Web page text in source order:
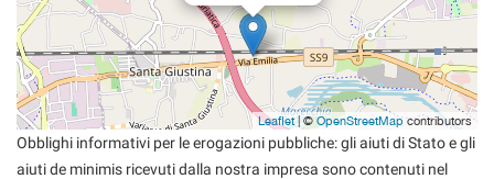
Leaflet| © OpenStreetMap contributors
Obblighi informativi per le erogazioni pubbliche: gli aiuti di Stato e gli
aiuti de minimis ricevuti dalla nostra impresa sono contenuti nel
questi
strumenti
di
tracciamento
si
rimanda
alla
cookie